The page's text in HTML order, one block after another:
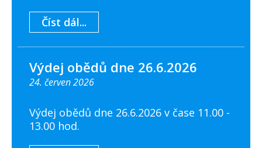
Číst dál...
Výdej obědů dne 26.6.2026
24. červen 2026
Výdej obědů dne 26.6.2026 v čase 11.00 -
13.00 hod.